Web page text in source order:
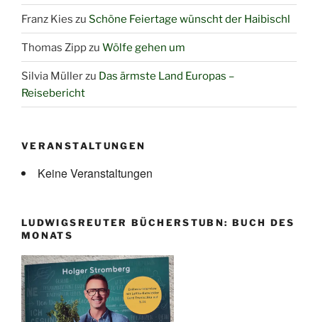
Franz Kies zu Schöne Feiertage wünscht der Haibischl
Thomas Zippzu Wölfe gehen um
Silvia Müllerzu Das ärmste Land Europas –
Reisebericht
VERANSTALTUNGEN
Keine Veranstaltungen
LUDWIGSREUTER BÜCHERSTUBN: BUCH DES
MONATS